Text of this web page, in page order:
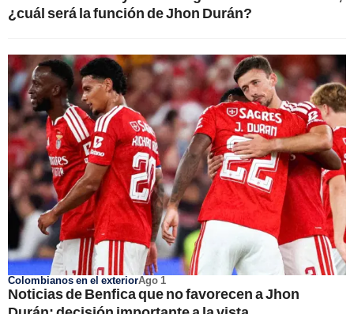
¿cuál será la función de Jhon Durán?
Colombianos en el exteriorAgo 1
Noticias de Benfica que no favorecen a Jhon